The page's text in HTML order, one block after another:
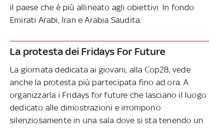
il paese che è più allineato agli obiettivi. In fondo
Emirati Arabi, Iran e Arabia Saudita.
La protesta dei Fridays For Future
La giornata dedicata ai giovani, alla Cop28, vede
anche la protesta più partecipata fino ad ora. A
organizzarla i Fridays for future che lasciano il luogo
dedicato alle dimostrazioni e irrompono
silenziosamente in una sala dove si sta tenendo un